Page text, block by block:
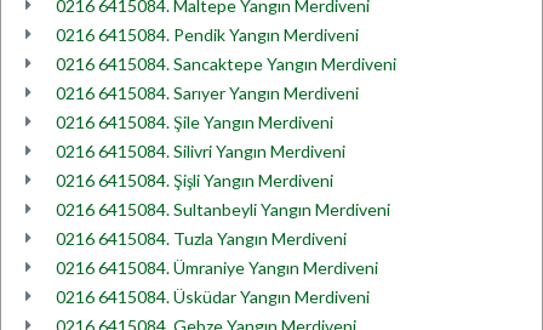
0216 6415084. Maltepe Yangın Merdiveni
0216 6415084. Pendik Yangın Merdiveni
0216 6415084. Sancaktepe Yangın Merdiveni
0216 6415084. Sarıyer Yangın Merdiveni
0216 6415084. Şile Yangın Merdiveni
0216 6415084. Silivri Yangın Merdiveni
0216 6415084. Şişli Yangın Merdiveni
0216 6415084. Sultanbeyli Yangın Merdiveni
0216 6415084. Tuzla Yangın Merdiveni
0216 6415084. Ümraniye Yangın Merdiveni
0216 6415084. Üsküdar Yangın Merdiveni
0216 6415084. Gebze Yangın Merdiveni